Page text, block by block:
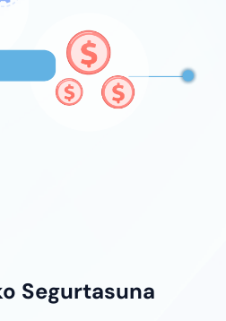
Segurtasuna